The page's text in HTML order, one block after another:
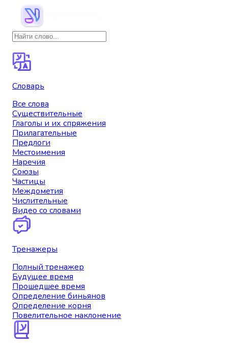
Словарь
Все слова
Существительные
Глаголы и их спряжения
Прилагательные
Предлоги
Местоимения
Наречия
Союзы
Частицы
Междометия
Числительные
Видео со словами
Тренажеры
Полный тренажер
Будущее время
Прошедшее время
Определение биньянов
Определение корня
Повелительное наклонение